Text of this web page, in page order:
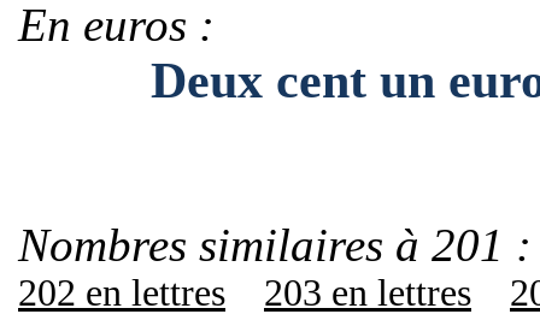
En euros :
Deux cent un
Nombres similaires à 201 :
202 en lettres 203 en lettres